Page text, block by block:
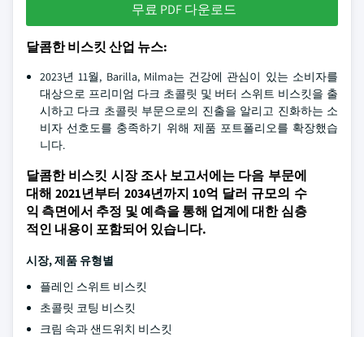
무료 PDF 다운로드
달콤한 비스킷 산업 뉴스:
2023년 11월, Barilla, Milma는 건강에 관심이 있는 소비자를
대상으로 프리미엄 다크 초콜릿 및 버터 스위트 비스킷을 출
시하고 다크 초콜릿 부문으로의 진출을 알리고 진화하는 소
비자 선호도를 충족하기 위해 제품 포트폴리오를 확장했습
니다.
달콤한 비스킷 시장 조사 보고서에는 다음 부문에
대해 2021년부터 2034년까지 10억 달러 규모의 수
익 측면에서 추정 및 예측을 통해 업계에 대한 심층
적인 내용이 포함되어 있습니다.
시장, 제품 유형별
플레인 스위트 비스킷
초콜릿 코팅 비스킷
크림 속과 샌드위치 비스킷